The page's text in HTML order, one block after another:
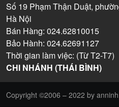
Số 19 Phạm Thận Duật,
Hà Nội
Bán Hàng: 024.62810015
Bảo Hành: 024.62691127
Thời gian làm việc: (Từ T2-T7)
CHI NHÁNH (THÁI BÌNH)
Copyright ©2006 – 2022 by